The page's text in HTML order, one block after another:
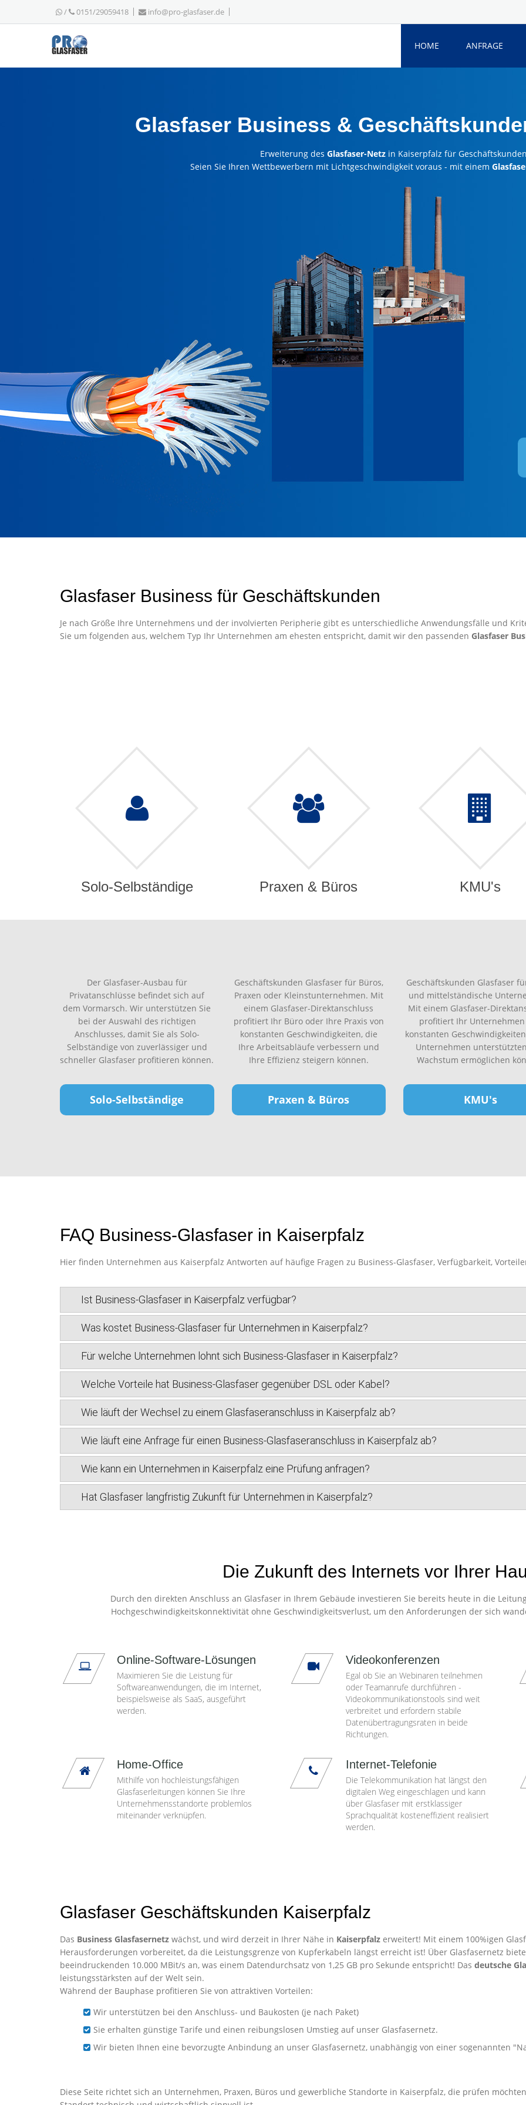
/ 0151/29059418 info@pro-glasfaser.de
HOME ANFRAGE
Glasfaser Business &
Erweiterung des Glasfaser-Netzin Kaiserpfalz für
Seien Sie Ihren Wettbewerbern mit Lichtgeschwindigkeit voraus - mit einem
Glasfaser Business für Geschäftskunden
Je nach Größe Ihre Unternehmens und der involvierten Peripherie gibt es unterschiedliche Anwendungsfälle und
Sie um folgenden aus, welchem Typ Ihr Unternehmen am ehesten entspricht, damit wir den passenden Glasfaser
Solo-Selbständige
Der Glasfaser-Ausbau für
Privatanschlüsse befindet sich auf
dem Vormarsch. Wir unterstützen Sie
bei der Auswahl des richtigen
Anschlusses, damit Sie als Solo-
Selbständige von zuverlässiger und
schneller Glasfaser profitieren können.
Solo-Selbständige
Praxen & Büros
Geschäftskunden Glasfaser für Büros,
Praxen oder Kleinstunternehmen. Mit
einem Glasfaser-Direktanschluss
profitiert Ihr Büro oder Ihre Praxis von
konstanten Geschwindigkeiten, die
Ihre Arbeitsabläufe verbessern und
Ihre Effizienz steigern können.
Praxen & Büros
KMU's
Geschäftskunden Glasfaser
und mittelständische
Mit einem Glasfaser-
profitiert Ihr Unternehmen
konstanten
Unternehmen
Wachstum ermöglichen
KMU's
FAQ Business-Glasfaser in Kaiserpfalz
Hier finden Unternehmen aus Kaiserpfalz Antworten auf häufige Fragen zu Business-Glasfaser, Verfügbarkeit,
Ist Business-Glasfaser in Kaiserpfalz verfügbar?
Was kostet Business-Glasfaser für Unternehmen in Kaiserpfalz?
Für welche Unternehmen lohnt sich Business-Glasfaser in Kaiserpfalz?
Welche Vorteile hat Business-Glasfaser gegenüber DSL oder Kabel?
Wie läuft der Wechsel zu einem Glasfaseranschluss in Kaiserpfalz ab?
Wie läuft eine Anfrage für einen Business-Glasfaseranschluss in Kaiserpfalz ab?
Wie kann ein Unternehmen in Kaiserpfalz eine Prüfung anfragen?
Hat Glasfaser langfristig Zukunft für Unternehmen in Kaiserpfalz?
Die Zukunft des Internets vor Ihrer
Durch den direkten Anschluss an Glasfaser in Ihrem Gebäude investieren Sie bereits heute in die
Hochgeschwindigkeitskonnektivität ohne Geschwindigkeitsverlust, um den Anforderungen der sich
Online-Software-Lösungen
Maximieren Sie die Leistung für
Softwareanwendungen, die im Internet,
beispielsweise als SaaS, ausgeführt
werden.
Videokonferenzen
Egal ob Sie an Webinaren teilnehmen
oder Teamanrufe durchführen -
Videokommunikationstools sind weit
verbreitet und erfordern stabile
Datenübertragungsraten in beide
Richtungen.
Home-Office
Mithilfe von hochleistungsfähigen
Glasfaserleitungen können Sie Ihre
Unternehmensstandorte problemlos
miteinander verknüpfen.
Internet-Telefonie
Die Telekommunikation hat längst den
digitalen Weg eingeschlagen und kann
über Glasfaser mit erstklassiger
Sprachqualität kosteneffizient realisiert
werden.
Glasfaser Geschäftskunden Kaiserpfalz
Das Business Glasfasernetz wächst, und wird derzeit in Ihrer Nähe in Kaiserpfalz erweitert! Mit einem 100%igen
Herausforderungen vorbereitet, da die Leistungsgrenze von Kupferkabeln längst erreicht ist! Über Glasfasernetz
beeindruckenden 10.000 MBit/s an, was einem Datendurchsatz von 1,25 GB pro Sekunde entspricht! Das deutsche
leistungsstärksten auf der Welt sein.
Während der Bauphase profitieren Sie von attraktiven Vorteilen:
Wir unterstützen bei den Anschluss- und Baukosten (je nach Paket)
Sie erhalten günstige Tarife und einen reibungslosen Umstieg auf unser Glasfasernetz.
Wir bieten Ihnen eine bevorzugte Anbindung an unser Glasfasernetz, unabhängig von einer sogenannten
Diese Seite richtet sich an Unternehmen, Praxen, Büros und gewerbliche Standorte in Kaiserpfalz, die prüfen